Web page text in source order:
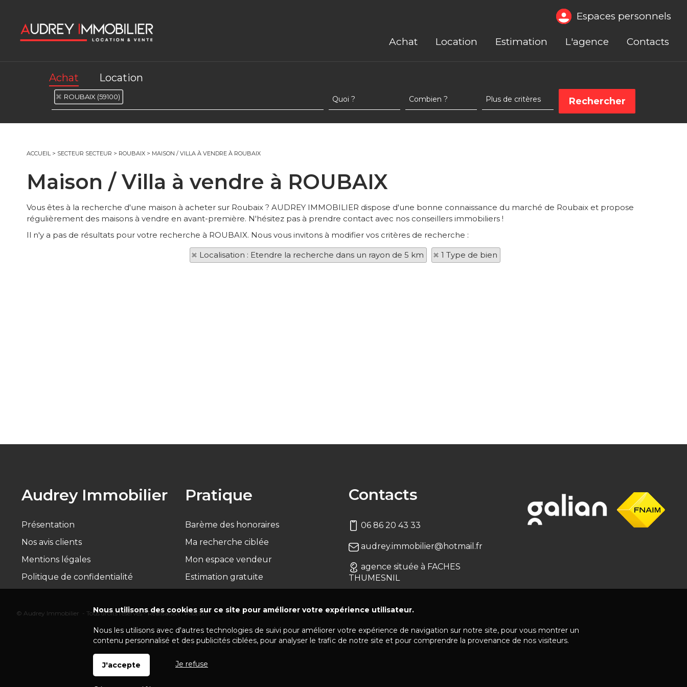
Espaces personnels
Achat Location Estimation L'agence Contacts
Achat Location
ROUBAIX (59100)
ACCUEIL> SECTEUR SECTEUR > ROUBAIX > MAISON / VILLA À VENDRE À ROUBAIX
Maison / Villa à vendre à ROUBAIX
Vous êtes à la recherche d'une maison à acheter sur Roubaix ? AUDREY IMMOBILIER dispose d'une bonne connaissance du marché de Roubaix et propose
régulièrement des maisons à vendre en avant-première. N'hésitez pas à prendre contact avec nos conseillers immobiliers !
Il n'y a pas de résultats pour votre recherche à ROUBAIX. Nous vous invitons à modifier vos critères de recherche :
Localisation : Etendre la recherche dans un rayon de 5 km 1 Type de bien
Audrey Immobilier
Présentation
Nos avis clients
Mentions légales
Politique de confidentialité
Pratique
Barème des honoraires
Ma recherche ciblée
Mon espace vendeur
Estimation gratuite
Contacts
06 86 20 43 33
audrey.immobilier@hotmail.fr
agence située à FACHES
THUMESNIL
© Audrey Immobilier - Tous droits réservés - Réalisation :Pilotim
Nous utilisons des cookies sur ce site pour améliorer votre expérience utilisateur.
Nous les utilisons avec d'autres technologies de suivi pour améliorer votre expérience de navigation sur notre site, pour vous montrer un
contenu personnalisé et des publicités ciblées, pour analyser le trafic de notre site et pour comprendre la provenance de nos visiteurs.
J'accepte Je refuse